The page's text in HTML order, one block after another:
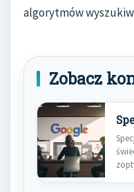
algorytmów
Zobacz